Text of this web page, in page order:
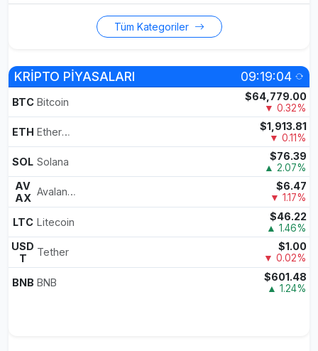
Tüm Kategoriler
KRİPTO PİYASALARI 09:19:04
BTC Bitcoin $64,779.00
▼ 0.32%
ETH Ethereum $1,913.81
▼ 0.11%
SOL Solana $76.39
▲ 2.07%
AV
AX
Avalanche $6.47
▼ 1.17%
LTC Litecoin $46.22
▲ 1.46%
USD
T
Tether $1.00
▼ 0.02%
BNB BNB $601.48
▲ 1.24%